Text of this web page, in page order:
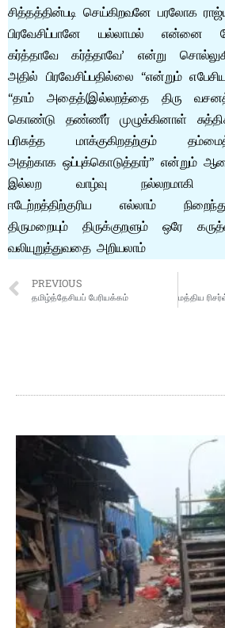
சித்தத்தின்படி செய்கிறவனே பரலோக
பிரவேசிப்பானே யல்லாமல் என்னை
கர்த்தாவே கர்த்தாவே’ என்று
அதில் பிரவேசிப்பதில்லை “என்றும்
“தாம் அதைத்(இல்லறத்தை திரு
கொண்டு தண்ணீர் முழுக்கினாள்
பரிசுத்த மாக்குகிறதற்கும்
அதற்காக ஒப்புக்கொடுத்தார்” என்றும்
இல்லற வாழ்வு நல்லறமாகி
ஈடேற்றத்திற்குரிய எல்லாம்
திருமறையும் திருக்குறளும் ஒரே
வலியுறுத்துவதை அறியலாம்
PREVIOUS
தமிழ்த்தேசியப் பேரியக்கம்